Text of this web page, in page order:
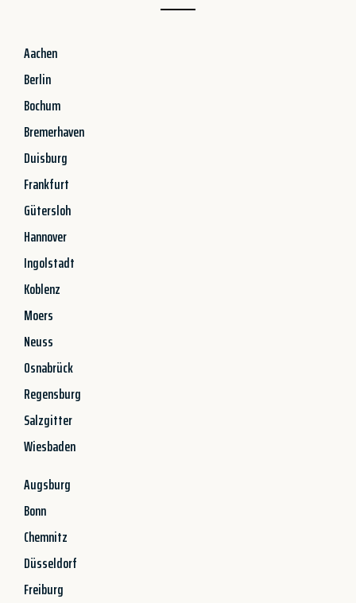
Aachen
Berlin
Bochum
Bremerhaven
Duisburg
Frankfurt
Gütersloh
Hannover
Ingolstadt
Koblenz
Moers
Neuss
Osnabrück
Regensburg
Salzgitter
Wiesbaden
Augsburg
Bonn
Chemnitz
Düsseldorf
Freiburg